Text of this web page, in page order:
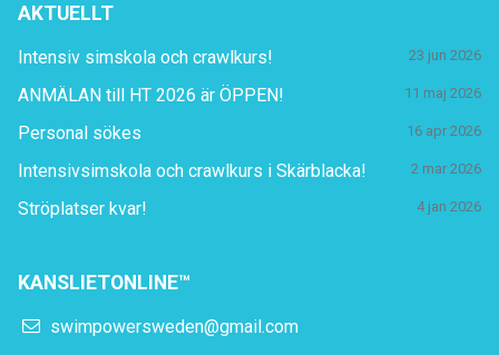
AKTUELLT
Intensiv simskola och crawlkurs! 23 jun 2026
ANMÄLAN till HT 2026 är ÖPPEN! 11 maj 2026
Personal sökes 16 apr 2026
Intensivsimskola och crawlkurs i Skärblacka! 2 mar 2026
Ströplatser kvar! 4 jan 2026
KANSLIETONLINE™
swimpowersweden@gmail.com